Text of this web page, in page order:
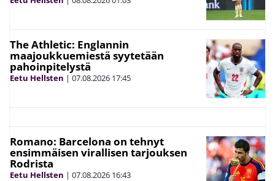
The Athletic: Englannin
maajoukkuemiestä syytetään
pahoinpitelystä
Eetu Hellsten | 07.08.2026 17:45
Romano: Barcelona on tehnyt
ensimmäisen virallisen tarjouksen
Rodrista
Eetu Hellsten | 07.08.2026 16:43